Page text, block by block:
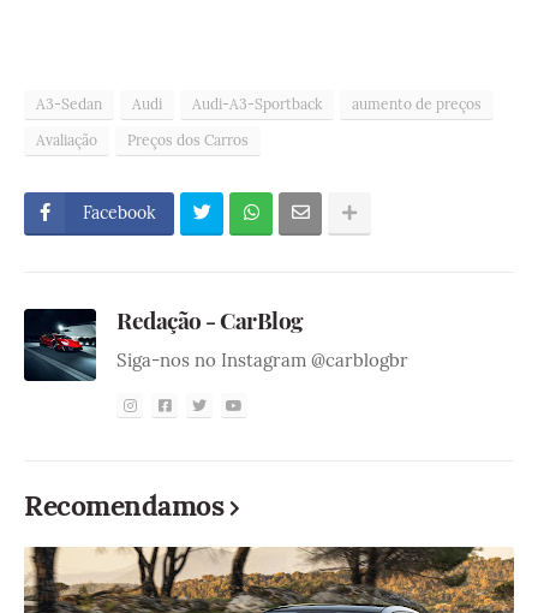
A3-Sedan Audi Audi-A3-Sportback
aumento de preços
Avaliação
Preços dos Carros
Facebook
Redação - CarBlog
Siga-nos no Instagram @carblogbr
Recomendamos